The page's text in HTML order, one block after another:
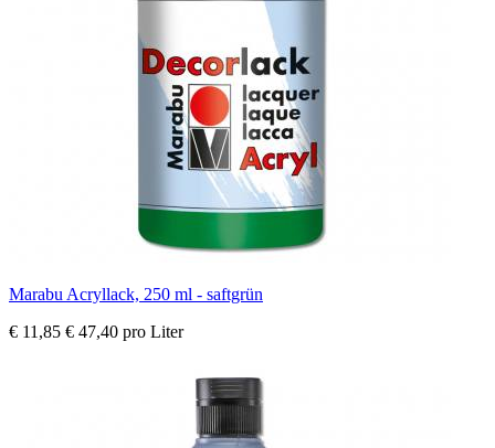
Marabu Acryllack, 250 ml - saftgrün
€ 11,85 € 47,40 pro Liter